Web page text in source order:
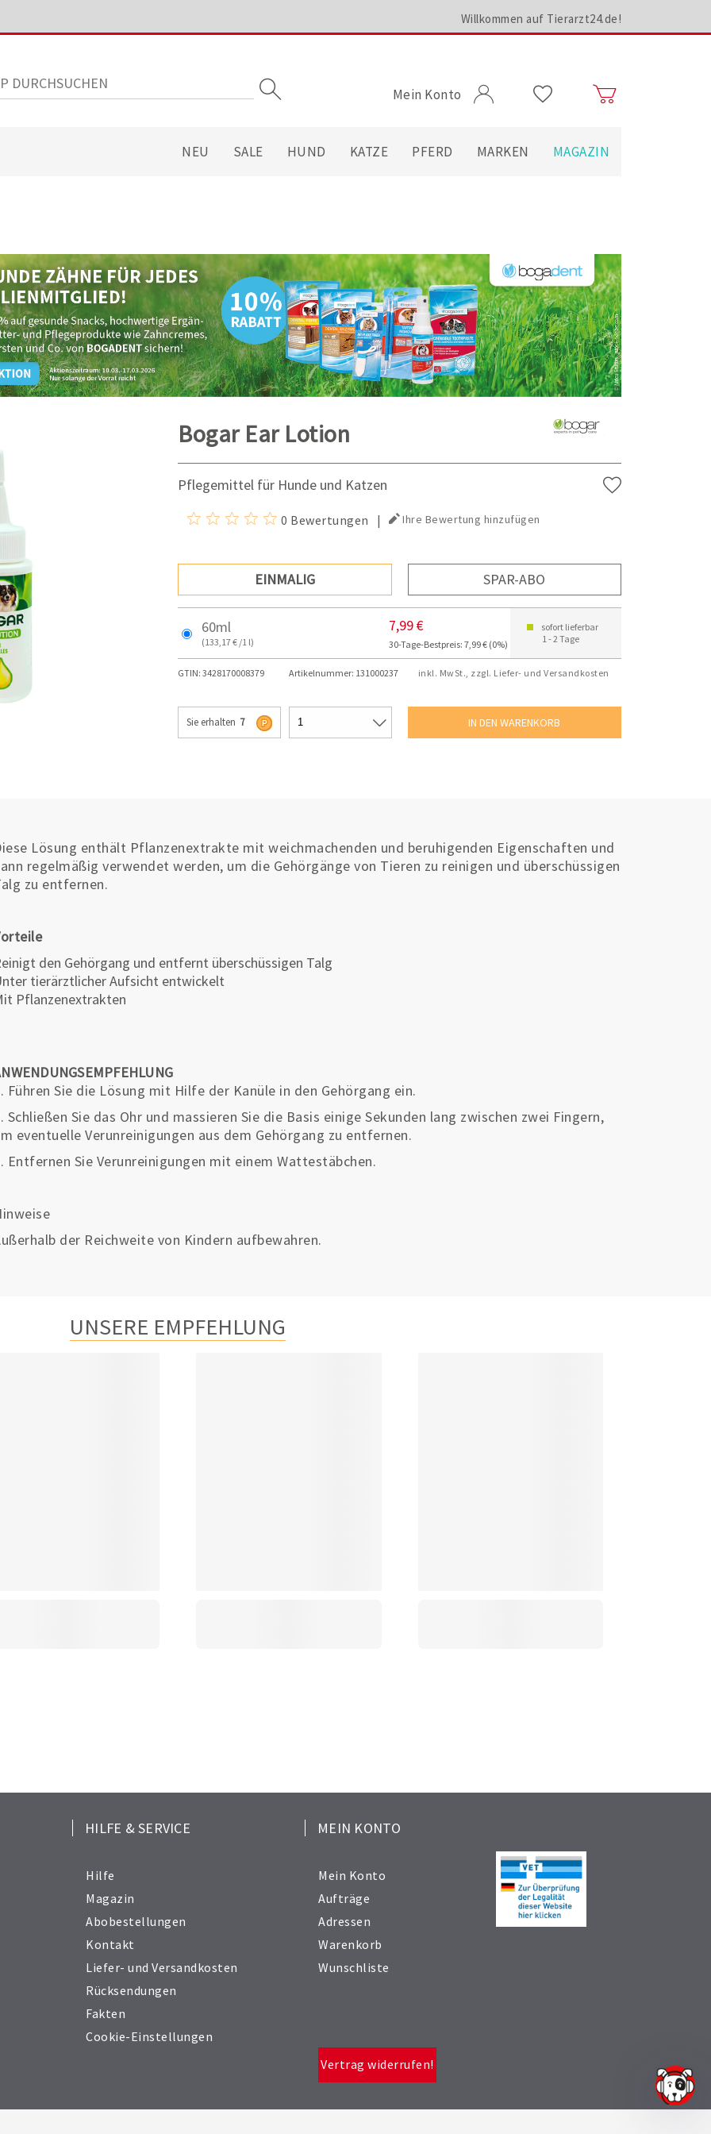
Willkommen auf Tierarzt24.de!
Mein Konto
NEU SALE HUND KATZE PFERD MARKEN MAGAZIN
Bogar Ear Lotion
Pflegemittel für Hunde und Katzen
0 Bewertungen | Ihre Bewertung hinzufügen
EINMALIG SPAR-ABO
60ml
(133,17 € /1 l)
7,99 €
30-Tage-Bestpreis: 7,99 € (0%)
sofort lieferbar
1 - 2 Tage
GTIN: 3428170008379 Artikelnummer: 131000237 inkl. MwSt., zzgl. Liefer- und Versandkosten
Sie erhalten 7
Lösung enthält Pflanzenextrakte mit weichmachenden und beruhigenden Eigenschaften und
regelmäßig verwendet werden, um die Gehörgänge von Tieren zu reinigen und überschüssigen
zu entfernen.
den Gehörgang und entfernt überschüssigen Talg
tierärztlicher Aufsicht entwickelt
Pflanzenextrakten
Führen Sie die Lösung mit Hilfe der Kanüle in den Gehörgang ein.
Schließen Sie das Ohr und massieren Sie die Basis einige Sekunden lang zwischen zwei Fingern,
eventuelle Verunreinigungen aus dem Gehörgang zu entfernen.
Entfernen Sie Verunreinigungen mit einem Wattestäbchen.
der Reichweite von Kindern aufbewahren.
UNSERE EMPFEHLUNG
HILFE & SERVICE
Hilfe
Magazin
Abobestellungen
Kontakt
Liefer- und Versandkosten
Rücksendungen
Fakten
Cookie-Einstellungen
MEIN KONTO
Mein Konto
Aufträge
Adressen
Warenkorb
Wunschliste
Vertrag widerrufen!